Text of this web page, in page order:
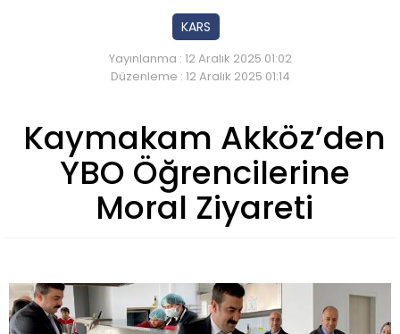
KARS
Yayınlanma : 12 Aralık 2025 01:02
Düzenleme : 12 Aralık 2025 01:14
Kaymakam Akköz’den
YBO Öğrencilerine
Moral Ziyareti